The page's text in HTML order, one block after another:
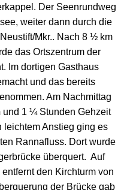
Der Seenrundweg
weiter dann durch die
Mkr.. Nach 8 ½ km
das Ortszentrum der
Im dortigen Gasthaus
und das bereits
Am Nachmittag
und 1 ¼ Stunden Gehzeit
leichtem Anstieg ging es
Rannafluss. Dort wurde
überquert. Auf
den Kirchturm von
der Brücke gab